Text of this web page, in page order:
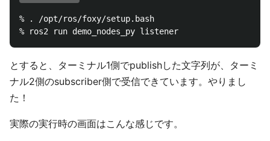
% . /opt/ros/foxy/setup.bash
とすると、ターミナル1側でpublishした文字列が、ターミ
ナル2側のsubscriber側で受信できています。やりまし
た！
実際の実行時の画面はこんな感じです。